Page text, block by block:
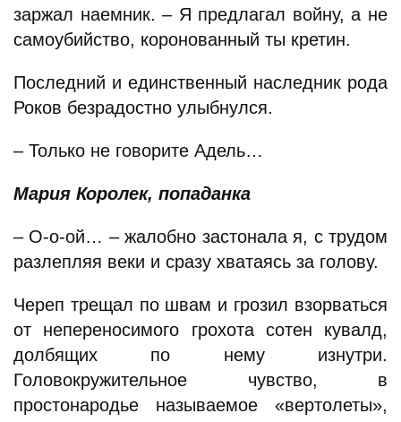
заржал наемник. – Я предлагал войну, а не
самоубийство, коронованный ты кретин.
Последний и единственный наследник рода
Роков безрадостно улыбнулся.
– Только не говорите Адель…
Мария Королек, попаданка
– О-о-ой… – жалобно застонала я, с трудом
разлепляя веки и сразу хватаясь за голову.
Череп трещал по швам и грозил взорваться
от непереносимого грохота сотен кувалд,
долбящих по нему изнутри.
Головокружительное чувство, в
простонародье называемое «вертолеты»,